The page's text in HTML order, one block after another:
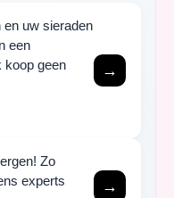
uw sieraden
een
koop geen
→
Zo
experts
→